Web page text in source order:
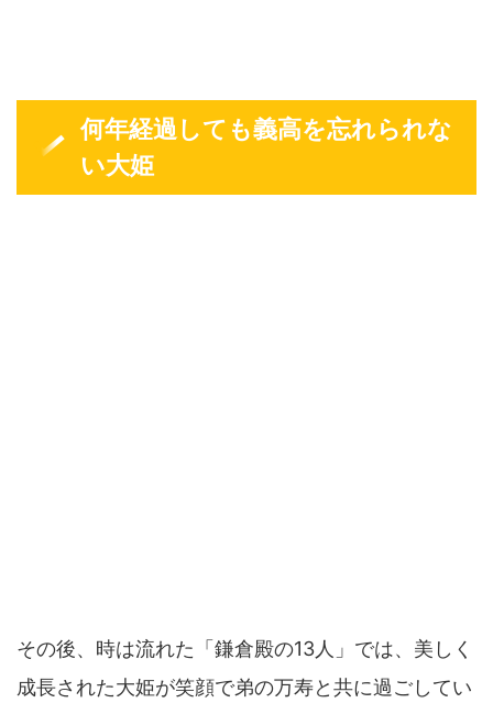
何年経過しても義高を忘れられな
い大姫
その後、時は流れた「鎌倉殿の13人」では、美しく
成長された大姫が笑顔で弟の万寿と共に過ごしてい